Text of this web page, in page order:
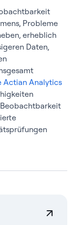
Probleme
erheblich
Daten,
Actian Analytics